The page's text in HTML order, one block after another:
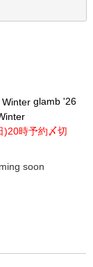
glamb '26
)20時予約〆切